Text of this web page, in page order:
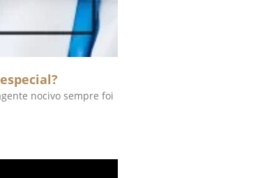
nocivo sempre foi